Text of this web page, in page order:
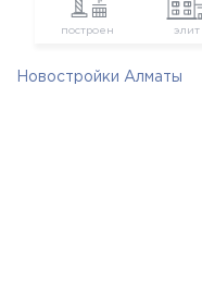
построен элит
Новостройки Алматы